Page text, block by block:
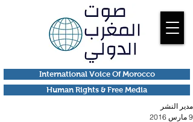
Human Rights & Free Media
International Voice Of Morocco
مدير النشر
9 مارس 2016